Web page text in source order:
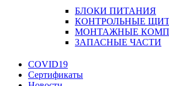
БЛОКИ ПИТАНИЯ
КОНТРОЛЬНЫЕ
МОНТАЖНЫЕ
ЗАПАСНЫЕ ЧАСТИ
COVID19
Сертификаты